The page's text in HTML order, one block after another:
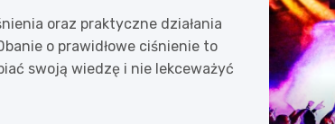
oraz praktyczne działania
o prawidłowe ciśnienie to
swoją wiedzę i nie lekceważyć